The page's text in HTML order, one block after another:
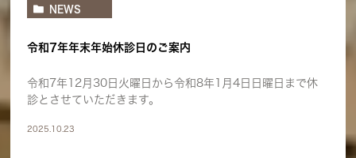
NEWS
令和7年年末年始休診日のご案内
令和7年12月30日火曜日から令和8年1月4日日曜日まで休
診とさせていただきます。
2025.10.23